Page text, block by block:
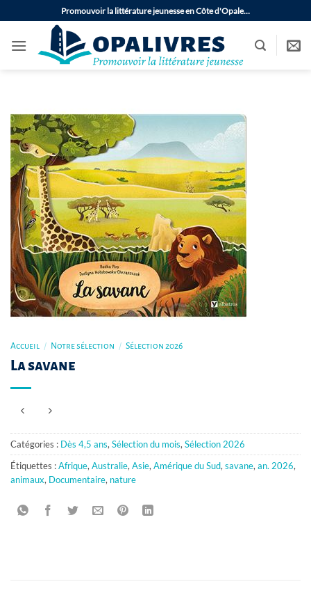
au
contenu
Promouvoir la littérature jeunesse en Côte d'Opale…
Accueil / Notre sélection / Sélection 2026
La savane
Catégories : Dès 4,5 ans,Sélection du mois,Sélection 2026
Étiquettes :Afrique,Australie,Asie,Amérique du Sud,savane,an. 2026,
animaux, Documentaire, nature